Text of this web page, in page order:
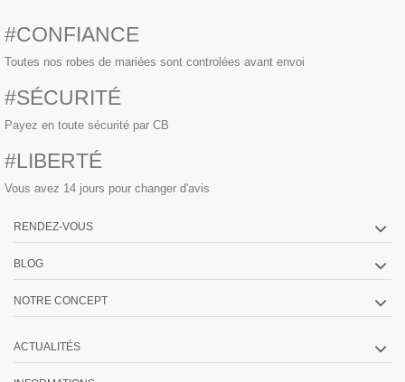
#CONFIANCE
Toutes nos robes de mariées sont controlées avant envoi
#SÉCURITÉ
Payez en toute sécurité par CB
#LIBERTÉ
Vous avez 14 jours pour changer d'avis
RENDEZ-VOUS
BLOG
NOTRE CONCEPT
ACTUALITÉS